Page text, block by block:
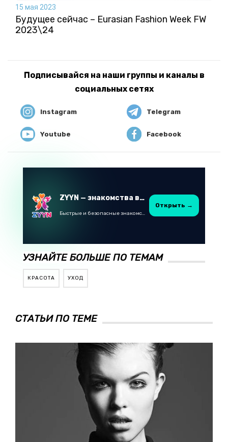
15 мая 2023
Будущее сейчас – Eurasian Fashion Week FW
2023\24
Подписывайся на наши группы и каналы в
социальных сетях
Instagram Telegram
Youtube Facebook
ZYYN — знакомства в Казахстане
Быстрые и безопасные знакомства в Telegram
Открыть →
УЗНАЙТЕ БОЛЬШЕ ПО ТЕМАМ
КРАСОТА УХОД
СТАТЬИ ПО ТЕМЕ